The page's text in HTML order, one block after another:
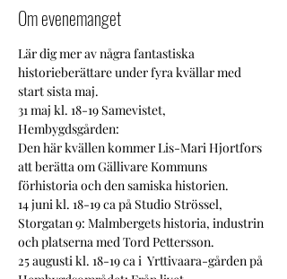
Om evenemanget
Lär dig mer av några fantastiska
historieberättare under fyra kvällar med
start sista maj.
31 maj kl. 18-19 Samevistet,
Hembygdsgården:
Den här kvällen kommer Lis-Mari Hjortfors
att berätta om Gällivare Kommuns
förhistoria och den samiska historien.
14 juni kl. 18-19 ca på Studio Strössel,
Storgatan 9: Malmbergets historia, industrin
och platserna med Tord Pettersson.
25 augusti kl. 18-19 ca i  Yrttivaara-gården på